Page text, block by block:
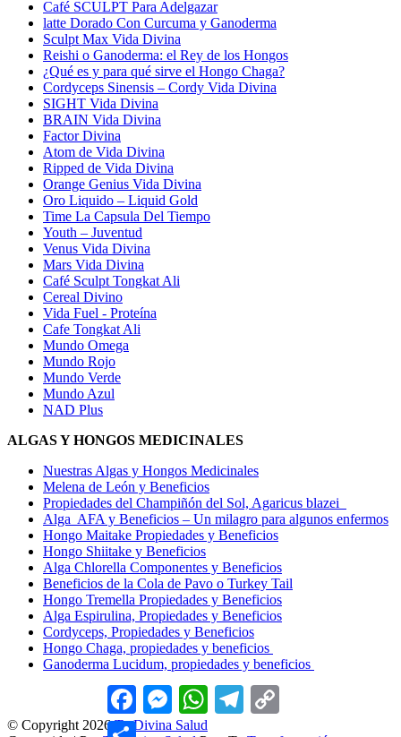
Café SCULPT Para Adelgazar
latte Dorado Con Curcuma y Ganoderma
Sculpt Max Vida Divina
Reishi o Ganoderma: el Rey de los Hongos
¿Qué es y para qué sirve el Hongo Chaga?
Cordyceps Sinensis – Cordy Vida Divina
SIGHT Vida Divina
BRAIN Vida Divina
Factor Divina
Atom de Vida Divina
Ripped de Vida Divina
Orange Genius Vida Divina
Oro Liquido – Liquid Gold
Time La Capsula Del Tiempo
Youth – Juventud
Venus Vida Divina
Mars Vida Divina
Café Sculpt Tongkat Ali
Cereal Divino
Vida Fuel - Proteína
Cafe Tongkat Ali
Mundo Omega
Mundo Rojo
Mundo Verde
Mundo Azul
NAD Plus
ALGAS Y HONGOS MEDICINALES
Nuestras Algas y Hongos Medicinales
Melena de León y Beneficios
Propiedades del Champiñón del Sol, Agaricus blazei
Alga AFA y Beneficios – Un milagro para algunos enfermos
Hongo Maitake Propiedades y Beneficios
Hongo Shiitake y Beneficios
Alga Chlorella Componentes y Beneficios
Beneficios de la Cola de Pavo o Turkey Tail
Hongo Tremella Propiedades y Beneficios
Alga Espirulina, Propiedades y Beneficios
Cordyceps, Propiedades y Beneficios
Hongo Chaga, propiedades y beneficios
Ganoderma Lucidum, propiedades y beneficios
© Copyright 2026Tu Divina Salud
FacebookMessengerWhatsAppTelegram
Compartir